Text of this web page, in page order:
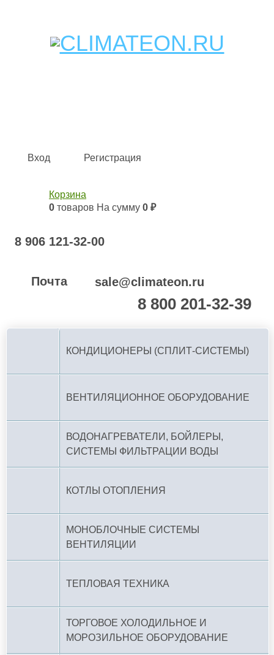
Кондиционеры и сплит-системы, газовые котлы,
Вход Регистрация
Корзина
0 товаров На сумму 0 ₽
8 906 121-32-00
Почта sale@climateon.ru
8 800 201-32-39
КОНДИЦИОНЕРЫ (СПЛИТ-СИСТЕМЫ)
ВЕНТИЛЯЦИОННОЕ ОБОРУДОВАНИЕ
ВОДОНАГРЕВАТЕЛИ, БОЙЛЕРЫ,
СИСТЕМЫ ФИЛЬТРАЦИИ ВОДЫ
КОТЛЫ ОТОПЛЕНИЯ
МОНОБЛОЧНЫЕ СИСТЕМЫ
ВЕНТИЛЯЦИИ
ТЕПЛОВАЯ ТЕХНИКА
ТОРГОВОЕ ХОЛОДИЛЬНОЕ И
МОРОЗИЛЬНОЕ ОБОРУДОВАНИЕ